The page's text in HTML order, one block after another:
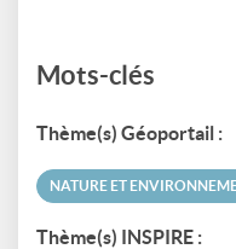
Mots-clés
Thème(s) Géoportail :
NATURE ET
Thème(s) INSPIRE :